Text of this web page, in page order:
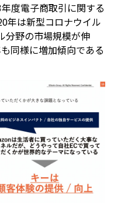
度電子商取引に関する
年は新型コロナウイル
分野の市場規模が伸
同様に増加傾向である